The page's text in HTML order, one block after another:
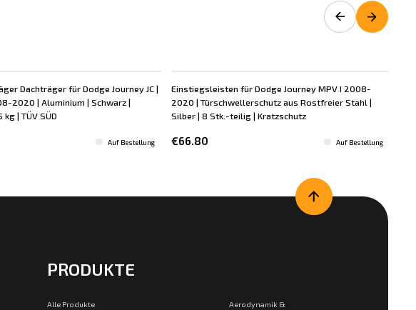
Dachträger für Dodge Journey JC |
2020 | Aluminium | Schwarz |
| TÜV SÜD
Auf Bestellung
Einstiegsleisten für Dodge Journey MPV I 2008-
2020 | Türschwellerschutz aus Rostfreier Stahl |
Silber | 8 Stk.-teilig | Kratzschutz
€66.80 Auf Bestellung
PRODUKTE
Alle Produkte
Aerodynamik &